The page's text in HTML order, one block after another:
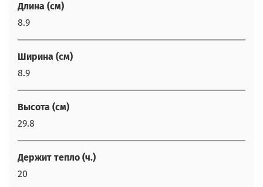
Длина (см)
8.9
Ширина (см)
8.9
Высота (см)
29.8
Держит тепло (ч.)
20